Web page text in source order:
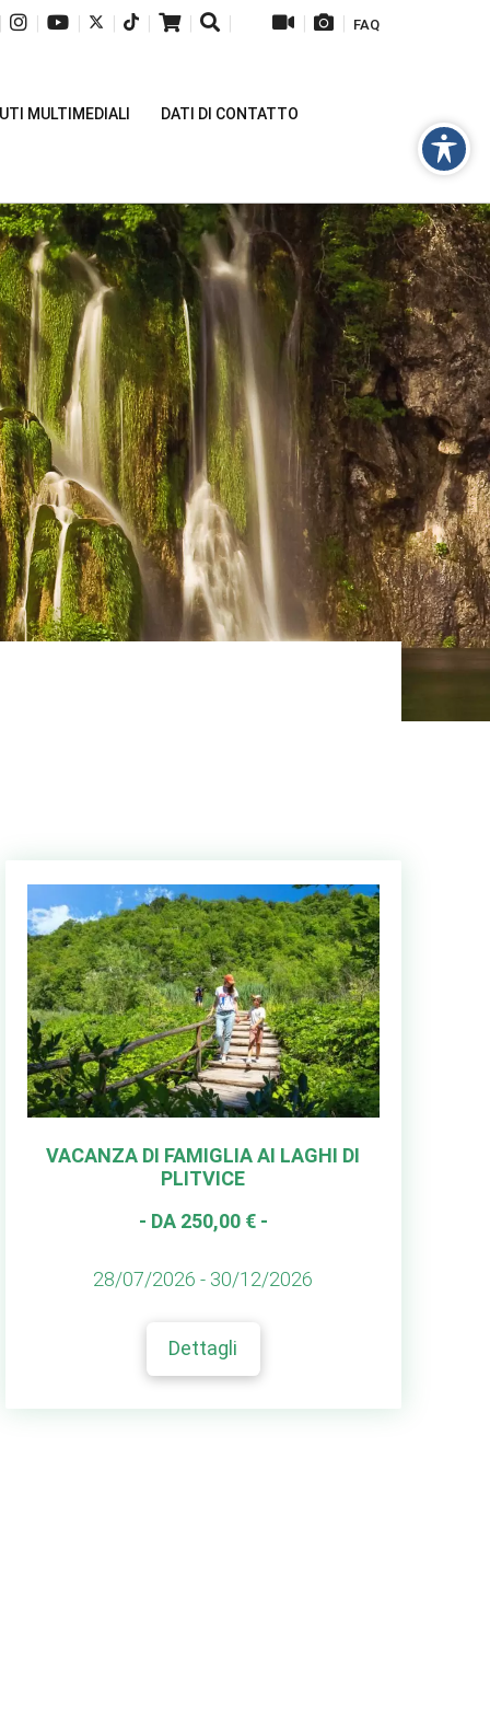
| | | | | | | | FAQ
MULTIMEDIALI DATI DI CONTATTO
VACANZA DI FAMIGLIA AI LAGHI DI
PLITVICE
- DA 250,00 € -
28/07/2026 - 30/12/2026
Dettagli